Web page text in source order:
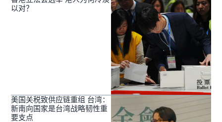
以对？
美国关税致供应链重组 台湾：
新南向国家是台湾战略韧性重
要支点